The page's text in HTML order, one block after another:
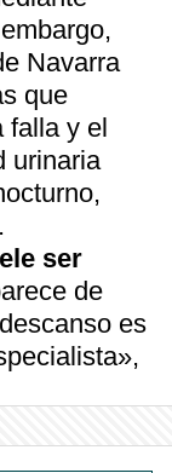
Navarra
que
falla y el
urinaria
ser
de
es